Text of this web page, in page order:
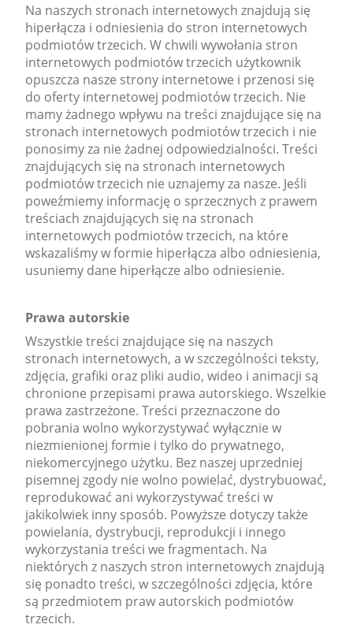
Na naszych stronach internetowych znajdują się
hiperłącza i odniesienia do stron internetowych
podmiotów trzecich. W chwili wywołania stron
internetowych podmiotów trzecich użytkownik
opuszcza nasze strony internetowe i przenosi się
do oferty internetowej podmiotów trzecich. Nie
mamy żadnego wpływu na treści znajdujące się na
stronach internetowych podmiotów trzecich i nie
ponosimy za nie żadnej odpowiedzialności. Treści
znajdujących się na stronach internetowych
podmiotów trzecich nie uznajemy za nasze. Jeśli
poweźmiemy informację o sprzecznych z prawem
treściach znajdujących się na stronach
internetowych podmiotów trzecich, na które
wskazaliśmy w formie hiperłącza albo odniesienia,
usuniemy dane hiperłącze albo odniesienie.
Prawa autorskie
Wszystkie treści znajdujące się na naszych
stronach internetowych, a w szczególności teksty,
zdjęcia, grafiki oraz pliki audio, wideo i animacji są
chronione przepisami prawa autorskiego. Wszelkie
prawa zastrzeżone. Treści przeznaczone do
pobrania wolno wykorzystywać wyłącznie w
niezmienionej formie i tylko do prywatnego,
niekomercyjnego użytku. Bez naszej uprzedniej
pisemnej zgody nie wolno powielać, dystrybuować,
reprodukować ani wykorzystywać treści w
jakikolwiek inny sposób. Powyższe dotyczy także
powielania, dystrybucji, reprodukcji i innego
wykorzystania treści we fragmentach. Na
niektórych z naszych stron internetowych znajdują
się ponadto treści, w szczególności zdjęcia, które
są przedmiotem praw autorskich podmiotów
trzecich.